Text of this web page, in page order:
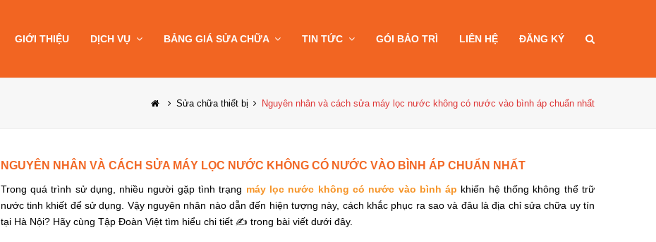
GIỚI THIỆU DỊCH VỤ BẢNG GIÁ SỬA CHỮA TIN TỨC GÓI BẢO TRÌ LIÊN HỆ ĐĂNG KÝ
Sửa chữa thiết bị Nguyên nhân và cách sửa máy lọc nước không có nước vào bình áp chuẩn nhất
NGUYÊN NHÂN VÀ CÁCH SỬA MÁY LỌC NƯỚC KHÔNG CÓ NƯỚC VÀO BÌNH ÁP CHUẨN NHẤT
Trong quá trình sử dụng, nhiều người gặp tình trạng máy lọc nước không có nước vào bình áp khiến hệ thống không thể trữ
nước tinh khiết để sử dụng. Vậy nguyên nhân nào dẫn đến hiện tượng này, cách khắc phục ra sao và đâu là địa chỉ sửa chữa uy tín
tại Hà Nội? Hãy cùng Tập Đoàn Việt tìm hiểu chi tiết ✍ trong bài viết dưới đây.